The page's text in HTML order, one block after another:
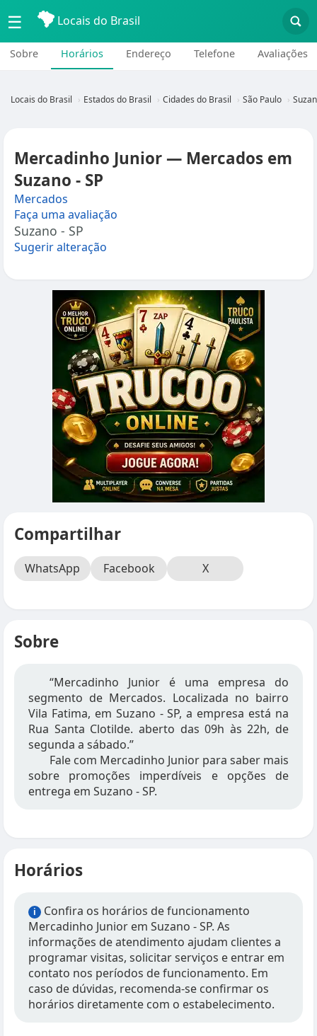
☰ Locais do Brasil
Sobre Horários Endereço Telefone Avaliações
Locais do Brasil Estados do Brasil Cidades do Brasil São Paulo
Mercadinho Junior — Mercados em
Suzano - SP
Mercados
Faça uma avaliação
Suzano - SP
Sugerir alteração
Compartilhar
WhatsApp Facebook X
Sobre
“Mercadinho Junior é uma empresa do
segmento de Mercados. Localizada no bairro
Vila Fatima, em Suzano - SP, a empresa está na
Rua Santa Clotilde. aberto das 09h às 22h, de
segunda a sábado.”
Fale com Mercadinho Junior para saber mais
sobre promoções imperdíveis e opções de
entrega em Suzano - SP.
Horários
i
Confira os horários de funcionamento
Mercadinho Junior em Suzano - SP. As
informações de atendimento ajudam clientes a
programar visitas, solicitar serviços e entrar em
contato nos períodos de funcionamento. Em
caso de dúvidas, recomenda-se confirmar os
horários diretamente com o estabelecimento.